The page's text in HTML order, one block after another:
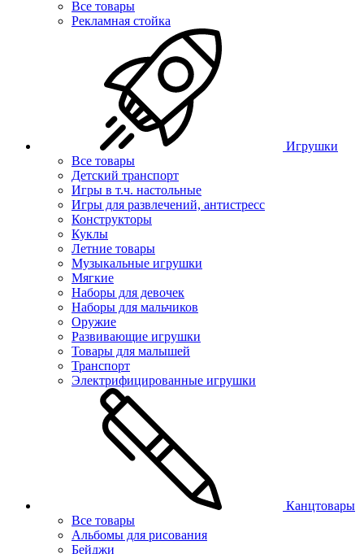
Все товары
Рекламная стойка
Игрушки
Все товары
Детский транспорт
Игры в т.ч. настольные
Игры для развлечений, антистресс
Конструкторы
Куклы
Летние товары
Музыкальные игрушки
Мягкие
Наборы для девочек
Наборы для мальчиков
Оружие
Развивающие игрушки
Товары для малышей
Транспорт
Электрифицированные игрушки
Канцтовары
Все товары
Альбомы для рисования
Бейджи